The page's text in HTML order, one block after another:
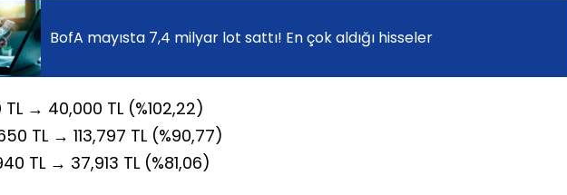
BofA mayısta 7,4 milyar lot sattı! En çok aldığı hisseler
TL → 40,000 TL (%102,22)
TL → 113,797 TL (%90,77)
TL → 37,913 TL (%81,06)